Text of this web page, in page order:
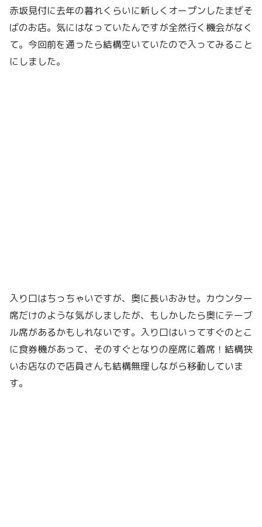
赤坂見付に去年の暮れくらいに新しくオープンしたまぜそ
ばのお店。気にはなっていたんですが全然行く機会がなく
て。今回前を通ったら結構空いていたので入ってみること
にしました。
入り口はちっちゃいですが、奥に長いおみせ。カウンター
席だけのような気がしましたが、もしかしたら奥にテーブ
ル席があるかもしれないです。入り口はいってすぐのとこ
に食券機があって、そのすぐとなりの座席に着席！結構狭
いお店なので店員さんも結構無理しながら移動していま
す。